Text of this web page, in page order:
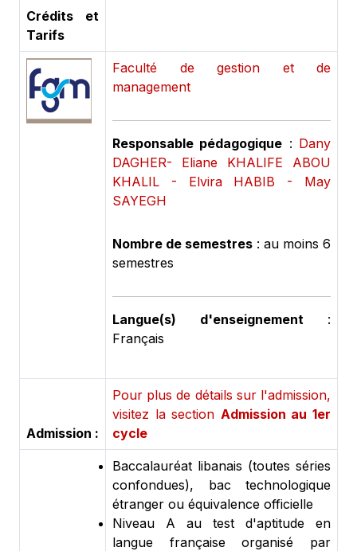
Crédits et
Tarifs
Faculté de gestion et de
management
Responsable pédagogique : Dany
DAGHER- Eliane KHALIFE ABOU
KHALIL - Elvira HABIB - May
SAYEGH
Nombre de semestres : au moins 6
semestres
Langue(s) d'enseignement:
Français
Admission :
Pour plus de détails sur l'admission,
visitez la section Admission au 1er
cycle
Baccalauréat libanais (toutes séries
confondues), bac technologique
étranger ou équivalence officielle
Niveau A au test d'aptitude en
langue française organisé par